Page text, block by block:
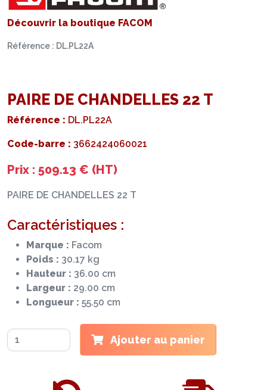
Découvrir la boutique FACOM
Référence : DL.PL22A
PAIRE DE CHANDELLES 22 T
Référence : DL.PL22A
Code-barre : 3662424060021
Prix : 509.13 € (HT)
PAIRE DE CHANDELLES 22 T
Caractéristiques :
Marque : Facom
Poids : 30.17 kg
Hauteur : 36.00 cm
Largeur : 29.00 cm
Longueur : 55.50 cm
Ajouter au panier